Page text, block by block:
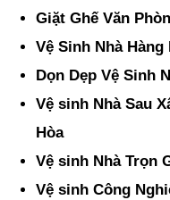
Giặt Ghế Văn
Vệ Sinh Nhà
Dọn Dẹp Vệ Sinh
Vệ sinh Nhà Sau
Hòa
Vệ sinh Nhà Trọn
Vệ sinh Công